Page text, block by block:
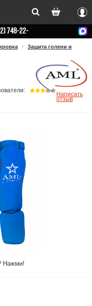
Вход
748-22-
Защита голени и
Нажми!
Написать
отзыв